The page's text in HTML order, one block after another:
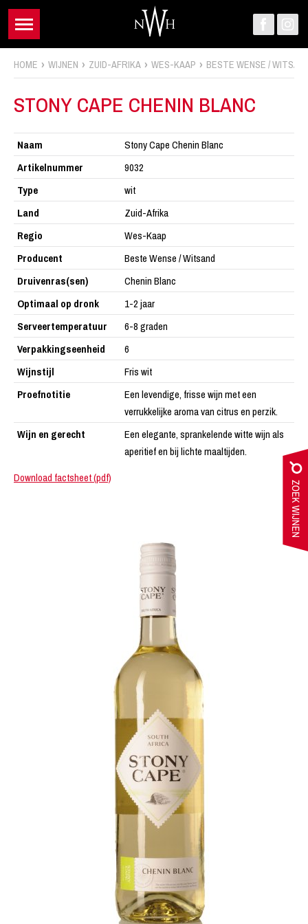
HOME WIJNEN ZUID-AFRIKA WES-KAAP
STONY CAPE CHENIN BLANC
Naam
Stony Cape Chenin Blanc
Artikelnummer
9032
Type
wit
Land
Zuid-Afrika
Regio
Wes-Kaap
Producent
Beste Wense / Witsand
Druivenras(sen)
Chenin Blanc
Optimaal op dronk
1-2 jaar
Serveertemperatuur
6-8 graden
Verpakkingseenheid
6
Wijnstijl
Fris wit
Proefnotitie
Een levendige, frisse wijn met een
verrukkelijke aroma van citrus en perzik.
Wijn en gerecht
Een elegante, sprankelende witte wijn als
aperitief en bij lichte maaltijden.
Download factsheet (pdf)